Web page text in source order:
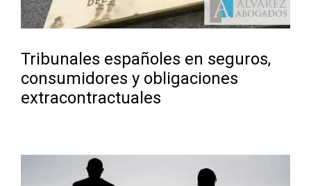
Tribunales españoles en seguros,
consumidores y obligaciones
extracontractuales